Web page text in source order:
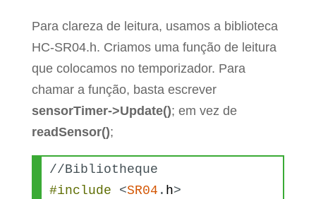
Para clareza de leitura, usamos a biblioteca
HC-SR04.h. Criamos uma função de leitura
que colocamos no temporizador. Para
chamar a função, basta escrever
sensorTimer->Update(); em vez de
readSensor();
//Bibliotheque
#include
<SR04 . h>